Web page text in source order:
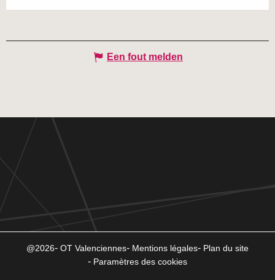
Een fout melden
@2026 OT Valenciennes Mentions légales
Plan du site
Paramètres des cookies